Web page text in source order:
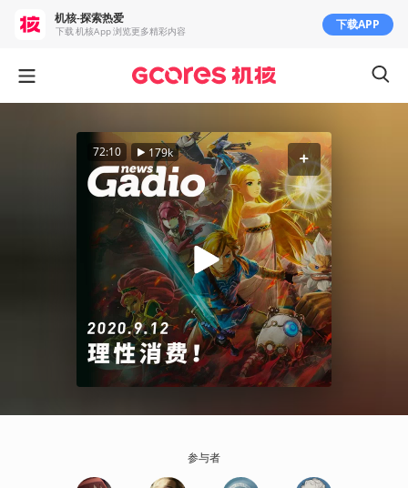
72:10 179k
参与者
机核-探索热爱
下载 机核App 浏览更多精彩内容 下载APP